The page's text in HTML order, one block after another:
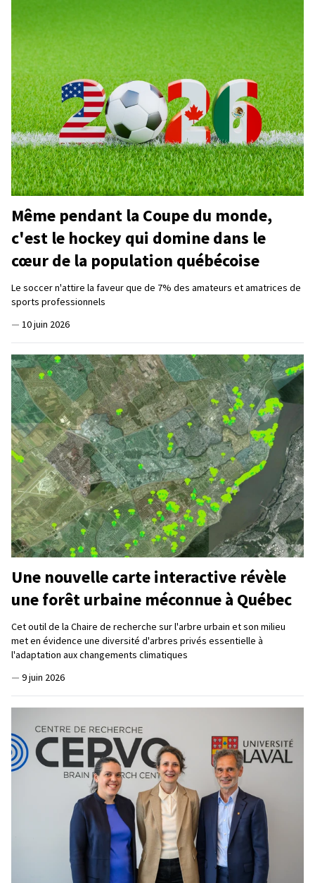
Même pendant la Coupe du monde,
c'est le hockey qui domine dans le
cœur de la population québécoise
Le soccer n'attire la faveur que de 7% des amateurs et amatrices de
sports professionnels
— 10 juin 2026
Une nouvelle carte interactive révèle
une forêt urbaine méconnue à Québec
Cet outil de la Chaire de recherche sur l'arbre urbain et son milieu
met en évidence une diversité d'arbres privés essentielle à
l'adaptation aux changements climatiques
— 9 juin 2026